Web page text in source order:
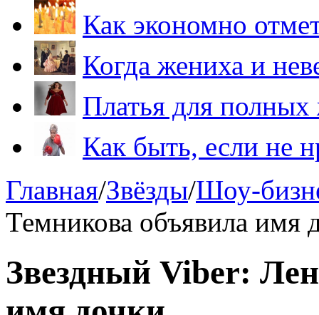
Как экономно
Когда жениха и
Платья для
Как быть, если не
Главная/Звёзды/Шоу-
Темникова объявила имя
Звездный Viber: